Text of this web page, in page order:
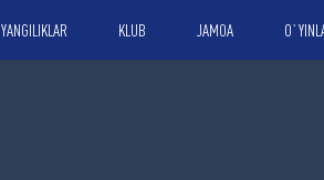
YANGILIKLAR KLUB JAMOA